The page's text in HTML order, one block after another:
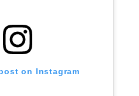
on Instagram